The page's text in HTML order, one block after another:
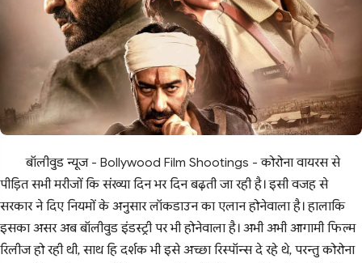
बॉलीवुड न्यूज - Bollywood Film Shootings - कोरोना वायरस से
पीड़ित सभी मरीजों कि संख्या दिन भर दिन बढ़ती जा रही है। इसी वजह से
सरकार ने दिए नियमों के अनुसार लॉकडाउन का एलान होनेवाला है। हालाकि
इसका असर अब बॉलीवुड इंडस्ट्री पर भी होनेवाला है। अभी अभी आगामी फिल्म
रिलीज हो रही थी, साथ हि दर्शक भी इसे अच्छा रिस्पॉन्स दे रहे थे, परन्तु कोरोना